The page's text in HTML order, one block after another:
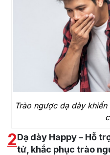
Trào ngược dạ dày
2Dạ dày Happy – Hỗ
tử, khắc phục trào